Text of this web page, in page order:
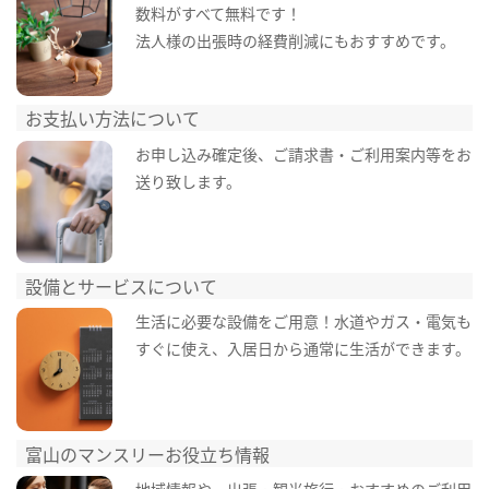
数料がすべて無料です！
法人様の出張時の経費削減にもおすすめです。
お支払い方法について
お申し込み確定後、ご請求書・ご利用案内等をお
送り致します。
設備とサービスについて
生活に必要な設備をご用意！水道やガス・電気も
すぐに使え、入居日から通常に生活ができます。
富山のマンスリーお役立ち情報